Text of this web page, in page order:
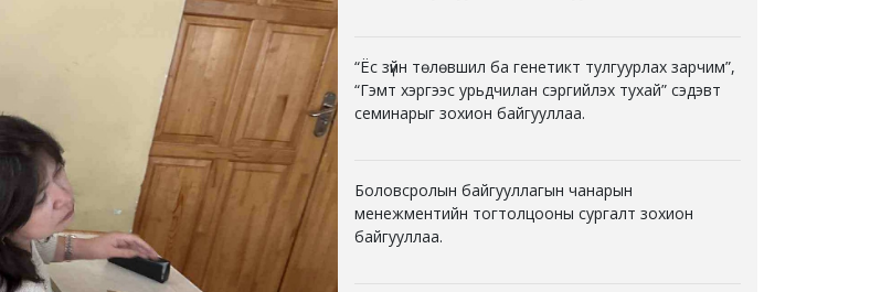
“Ёс зүйн төлөвшил ба генетикт тулгуурлах зарчим”,
“Гэмт хэргээс урьдчилан сэргийлэх тухай” сэдэвт
семинарыг зохион байгууллаа.
Боловсролын байгууллагын чанарын
менежментийн тогтолцооны сургалт зохион
байгууллаа.